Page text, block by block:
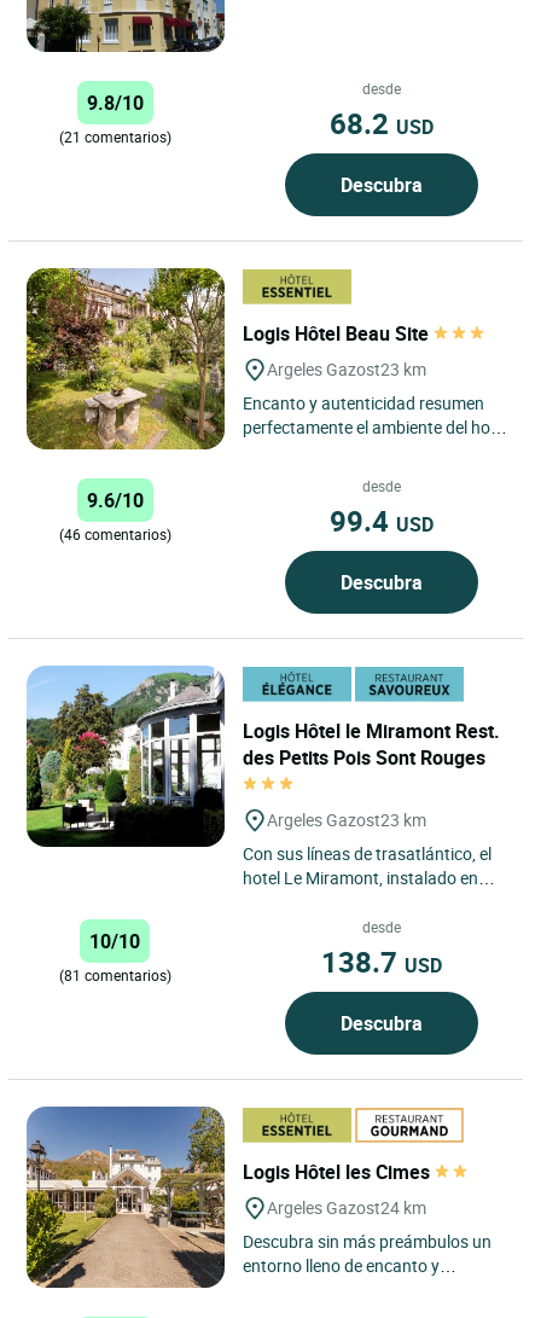
9.8/10
(21 comentarios)
desde
68.2 USD
Descubra
Logis Hôtel Beau Site
Argeles Gazost23 km
Encanto y autenticidad resumen
perfectamente el ambiente del hotel
pintoresca calle del casco antiguo...
9.6/10
(46 comentarios)
desde
99.4 USD
Descubra
Logis Hôtel le Miramont Rest.
des Petits Pois Sont Rouges
Argeles Gazost23 km
Con sus líneas de trasatlántico, el
hotel Le Miramont, instalado en
encuentra situado...
10/10
(81 comentarios)
desde
138.7 USD
Descubra
Logis Hôtel les Cimes
Argeles Gazost24 km
Descubra sin más preámbulos un
entorno lleno de encanto y